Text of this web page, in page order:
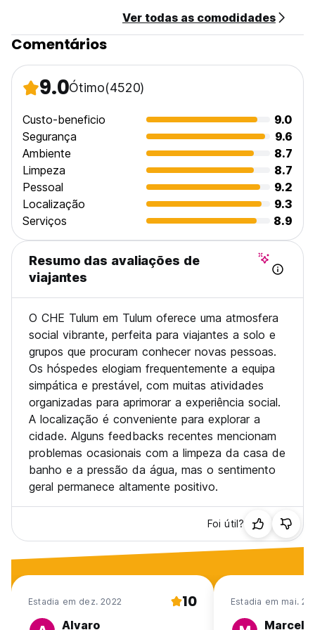
tem, vamos levá-lo para os melhores lugares, vamos
recomendá-lo onde comer, onde ir dançar, as praias, todas
as dicas para você viajar o destino como um local real, sair
lhe oferece.
Ver todas as comodidades
Comentários
9.0Ótimo(4520)
Custo-beneficio
9.0
Segurança
9.6
Ambiente
8.7
Limpeza
8.7
Pessoal
9.2
Localização
9.3
Serviços
8.9
Resumo das avaliações de
viajantes
O CHE Tulum em Tulum oferece uma atmosfera
social vibrante, perfeita para viajantes a solo e
grupos que procuram conhecer novas pessoas.
Os hóspedes elogiam frequentemente a equipa
simpática e prestável, com muitas atividades
organizadas para aprimorar a experiência social.
A localização é conveniente para explorar a
cidade. Alguns feedbacks recentes mencionam
problemas ocasionais com a limpeza da casa de
banho e a pressão da água, mas o sentimento
geral permanece altamente positivo.
Foi útil?
Estadia em dez. 2022 10
Alvaro
Estadia em mai.
Marcel